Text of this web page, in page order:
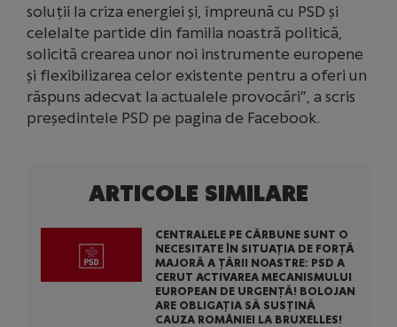
soluții la criza energiei și, împreună cu PSD și
celelalte partide din familia noastră politică,
solicită crearea unor noi instrumente europene
și flexibilizarea celor existente pentru a oferi un
răspuns adecvat la actualele provocări”, a scris
președintele PSD pe pagina de Facebook.
ARTICOLE SIMILARE
CENTRALELE PE CĂRBUNE SUNT O
NECESITATE ÎN SITUAȚIA DE FORȚĂ
MAJORĂ A ȚĂRII NOASTRE: PSD A
CERUT ACTIVAREA MECANISMULUI
EUROPEAN DE URGENȚĂ! BOLOJAN
ARE OBLIGAȚIA SĂ SUSȚINĂ
CAUZA ROMÂNIEI LA BRUXELLES!